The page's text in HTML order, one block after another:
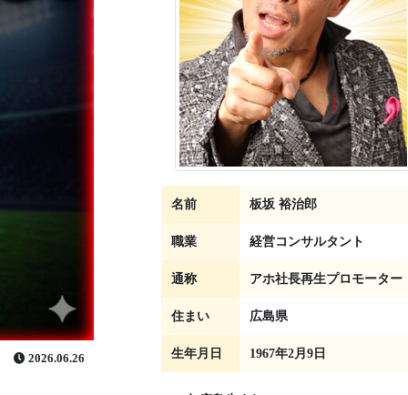
2026.06.26
名前 板坂 裕治郎
職業 経営コンサルタント
通称 アホ社長再生プロモーター
住まい 広島県
生年月日 1967年2月9日